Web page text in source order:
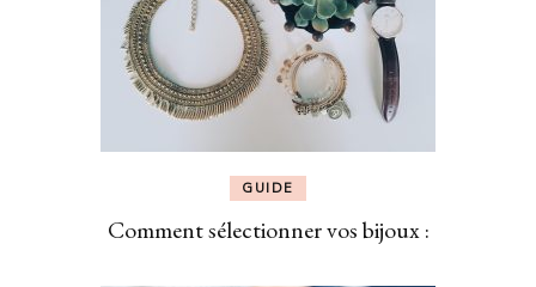
GUIDE
Comment sélectionner vos bijoux :